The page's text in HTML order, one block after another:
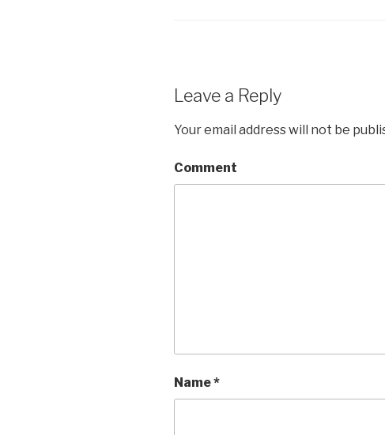
Leave a Reply
Your email address will not be
Comment
Name*